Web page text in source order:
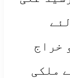
خراج
ملکی